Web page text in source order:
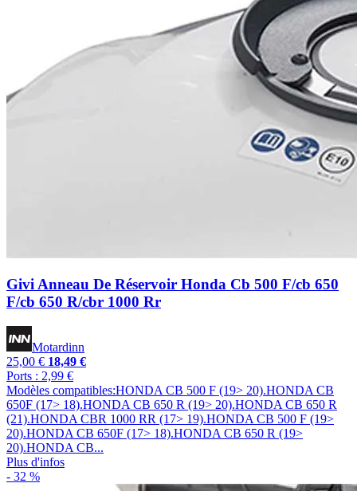
Givi Anneau De Réservoir Honda Cb 500 F/cb 650
F/cb 650 R/cbr 1000 Rr
Motardinn
25,00 € 18,49 €
Ports : 2,99 €
Modèles compatibles:HONDA CB 500 F (19> 20).HONDA CB
650F (17> 18).HONDA CB 650 R (19> 20).HONDA CB 650 R
(21).HONDA CBR 1000 RR (17> 19).HONDA CB 500 F (19>
20).HONDA CB 650F (17> 18).HONDA CB 650 R (19>
20).HONDA CB...
Plus d'infos
- 32 %